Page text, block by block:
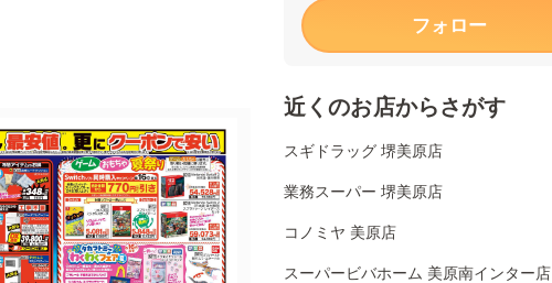
フォロー
近くのお店からさがす
スギドラッグ 堺美原店
業務スーパー 堺美原店
コノミヤ 美原店
スーパービバホーム 美原南インター店